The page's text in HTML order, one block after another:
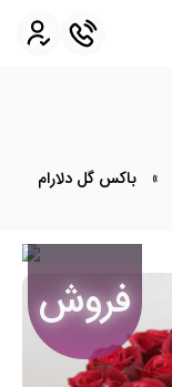
» باکس گل دلارام
فروش